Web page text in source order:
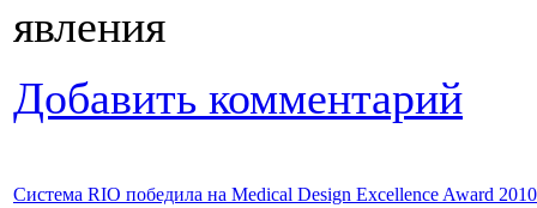
явления
Добавить комментарий
Система RIO победила на Medical Design Excellence Award 2010